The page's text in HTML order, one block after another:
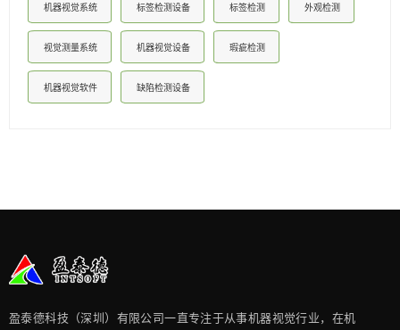
机器视觉系统 标签检测设备 标签检测 外观检测
视觉测量系统 机器视觉设备 瑕疵检测
机器视觉软件 缺陷检测设备
盈泰德科技（深圳）有限公司一直专注于从事机器视觉行业，在机